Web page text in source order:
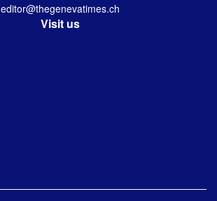
editor@thegenevatimes.ch
Visit us